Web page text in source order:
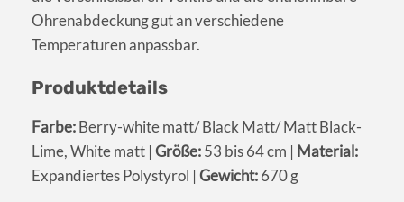
Ohrenabdeckung gut an verschiedene
Temperaturen anpassbar.
Produktdetails
Farbe:Berry-white matt/ Black Matt/ Matt Black-
Lime, White matt | Größe:53 bis 64 cm | Material:
Expandiertes Polystyrol | Gewicht:670 g